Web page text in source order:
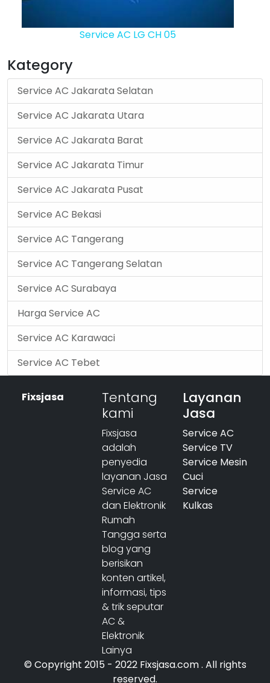
Service AC LG CH 05
Kategory
Service AC Jakarata Selatan
Service AC Jakarata Utara
Service AC Jakarata Barat
Service AC Jakarata Timur
Service AC Jakarata Pusat
Service AC Bekasi
Service AC Tangerang
Service AC Tangerang Selatan
Service AC Surabaya
Harga Service AC
Service AC Karawaci
Service AC Tebet
Fixsjasa
Tentang
kami
Fixsjasa
adalah
penyedia
layanan Jasa
Service AC
dan Elektronik
Rumah
Tangga serta
blog yang
berisikan
konten artikel,
informasi, tips
& trik seputar
AC &
Elektronik
Lainya
Layanan
Jasa
Service AC
Service TV
Service Mesin
Cuci
Service
Kulkas
© Copyright 2015 - 2022 Fixsjasa.com . All rights
reserved.